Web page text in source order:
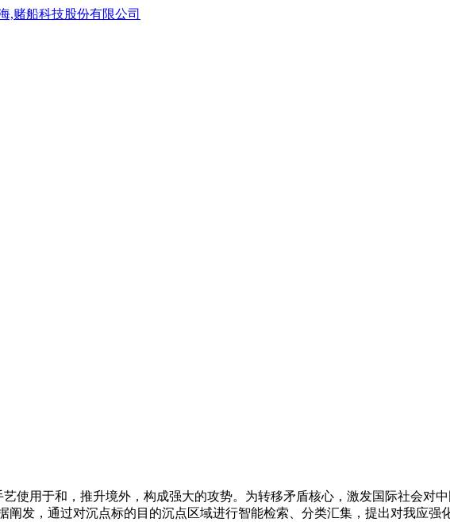
用于和，推升境外，构成强大的攻势。为转移矛盾核心，激发国际社会对
发，通过对沉点标的目的沉点区域进行智能检索、分类汇集，提出对我应强